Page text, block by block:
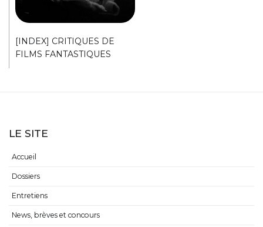
[INDEX] CRITIQUES DE
FILMS FANTASTIQUES
LE SITE
Accueil
Dossiers
Entretiens
News, brèves et concours